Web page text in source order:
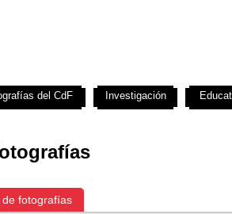
fotografías
del CdF Investigación